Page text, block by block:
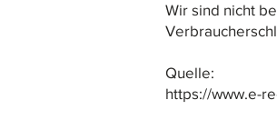
Wir sind nicht
Quelle:
https://www.e-